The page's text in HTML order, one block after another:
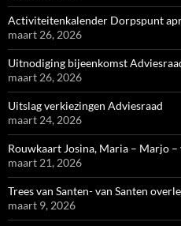
Activiteitenkalender Dorpspunt
maart 26, 2026
Uitnodiging bijeenkomst
maart 26, 2026
Uitslag verkiezingen Adviesraad
maart 24, 2026
Rouwkaart Josina, Maria – Marjo
maart 21, 2026
Trees van Santen- van Santen
maart 9, 2026